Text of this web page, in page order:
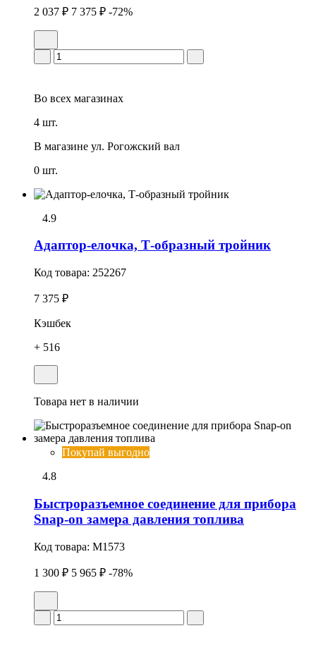
2 037 ₽ 7 375 ₽ -72%
Во всех магазинах
4 шт.
В магазине ул. Рогожский вал
0 шт.
4.9
Адаптор-елочка, Т-образный тройник
Код товара: 252267
7 375 ₽
Кэшбек
+ 516
Товара нет в наличии
Покупай выгодно
4.8
Быстроразъемное соединение для прибора
Snap-on замера давления топлива
Код товара: M1573
1 300 ₽ 5 965 ₽ -78%